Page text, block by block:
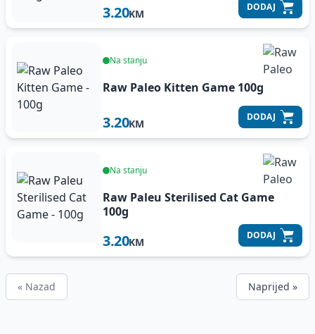
3.20KM
DODAJ
Na stanju
Raw Paleo Kitten Game 100g
3.20KM
DODAJ
Na stanju
Raw Paleu Sterilised Cat Game
100g
3.20KM
DODAJ
« Nazad Naprijed »